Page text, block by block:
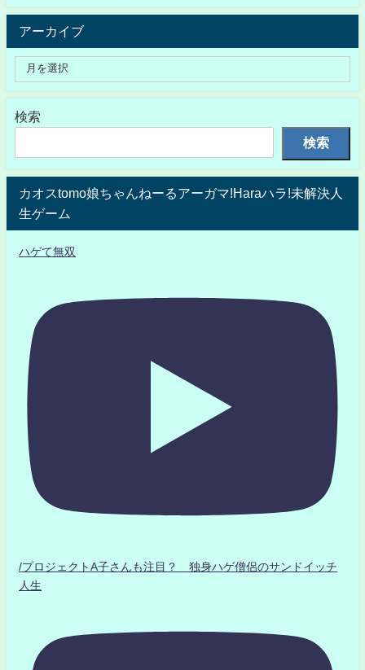
アーカイブ
検索
検索
カオスtomo娘ちゃんねーるアーガマ!Haraハラ!未解決人
生ゲーム
ハゲて無双
/プロジェクトA子さんも注目？ 独身ハゲ僧侶のサンドイッチ
人生